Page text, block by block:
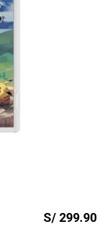
S/ 299.90